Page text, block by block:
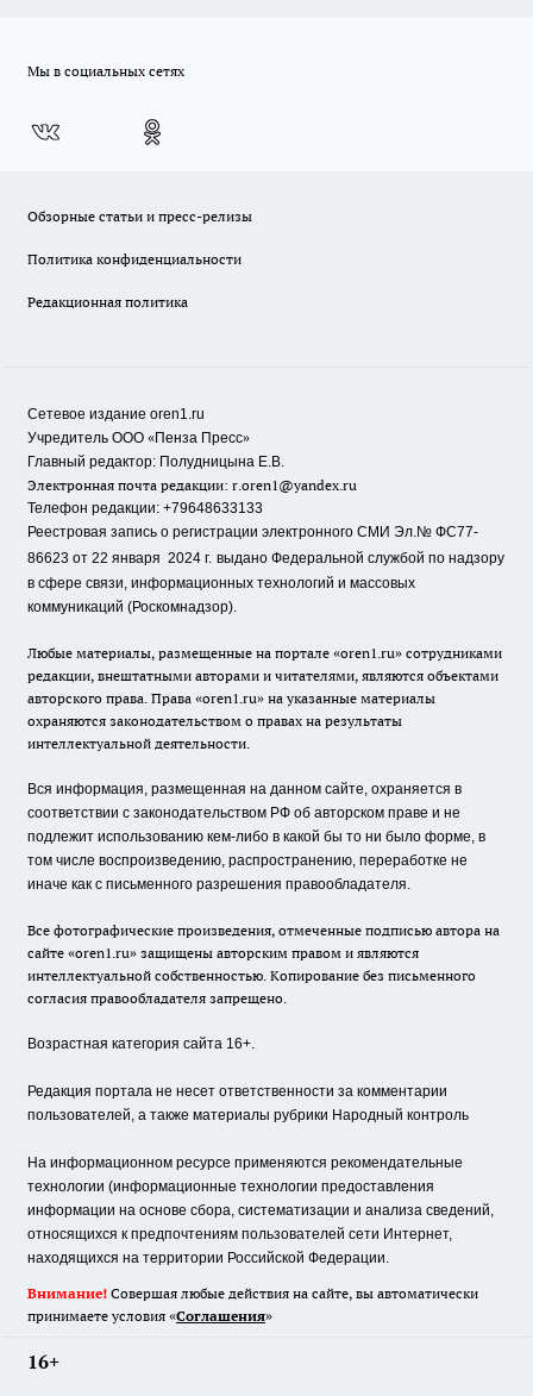
Мы в социальных сетях
Обзорные статьи и пресс-релизы
Политика конфиденциальности
Редакционная политика
Сетевое издание oren1.ru
Учредитель ООО «Пенза Пресс»
Главный редактор: Полудницына Е.В.
Электронная почта редакции: r.oren1@yandex.ru
Телефон редакции: +79648633133
Реестровая запись о регистрации электронного СМИ Эл.№ ФС77-
86623 от 22 января 2024 г. выдано Федеральной службой по надзору
в сфере связи, информационных технологий и массовых
коммуникаций (Роскомнадзор).
Любые материалы, размещенные на портале «oren1.ru» сотрудниками
редакции, внештатными авторами и читателями, являются объектами
авторского права. Права «oren1.ru» на указанные материалы
охраняются законодательством о правах на результаты
интеллектуальной деятельности.
Вся информация, размещенная на данном сайте, охраняется в
соответствии с законодательством РФ об авторском праве и не
подлежит использованию кем-либо в какой бы то ни было форме, в
том числе воспроизведению, распространению, переработке не
иначе как с письменного разрешения правообладателя.
Все фотографические произведения, отмеченные подписью автора на
сайте «oren1.ru» защищены авторским правом и являются
интеллектуальной собственностью. Копирование без письменного
согласия правообладателя запрещено.
Возрастная категория сайта 16+.
Редакция портала не несет ответственности за комментарии
пользователей, а также материалы рубрики Народный контроль
На информационном ресурсе применяются рекомендательные
технологии (информационные технологии предоставления
информации на основе сбора, систематизации и анализа сведений,
относящихся к предпочтениям пользователей сети Интернет,
находящихся на территории Российской Федерации.
Внимание! Совершая любые действия на сайте, вы автоматически
принимаете условия «Cоглашения»
16+